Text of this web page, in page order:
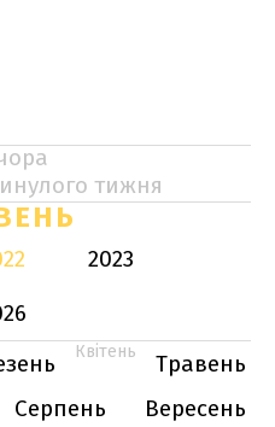
тижня
2023
Квітень
Травень
Серпень
Вересень